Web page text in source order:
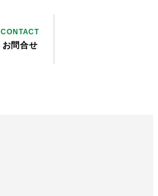
お問合せ
CONTACT